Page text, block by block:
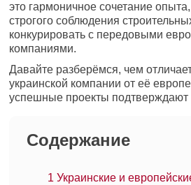
это гармоничное сочетание
строгого соблюдения
конкурировать с передовыми
компаниями.
Давайте разберёмся, чем
украинской компании от её
успешные проекты подтверждают
Содержание
1 Украинские и